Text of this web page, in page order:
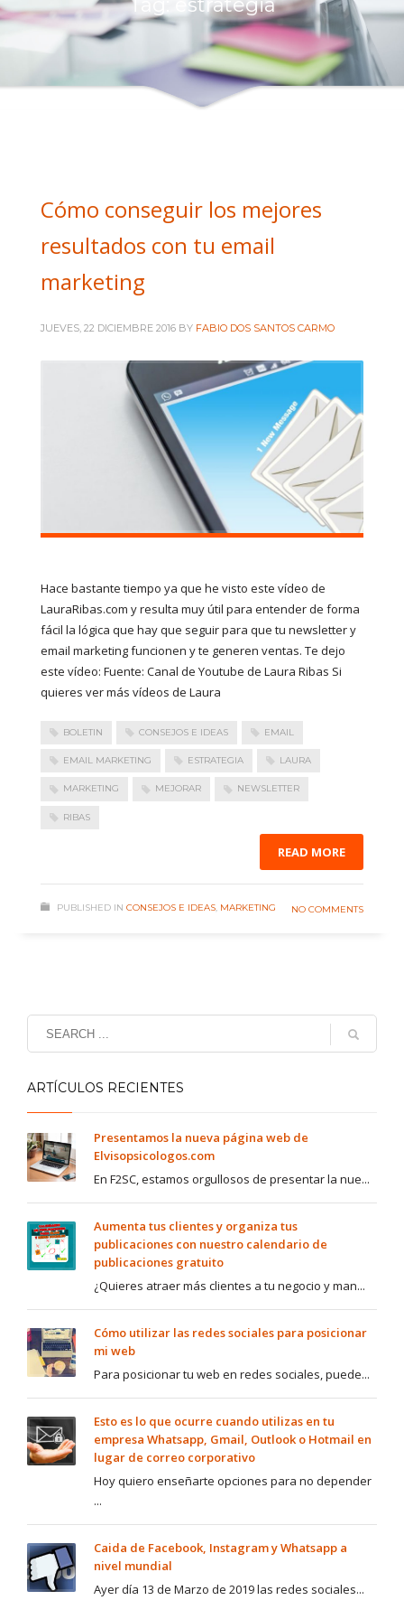
Intranet administración
Intranet comerciales
Intranet Diseñadores
Política de privacidad
Tag: estrategia
Cómo conseguir los mejores
resultados con tu email
marketing
JUEVES, 22 DICIEMBRE 2016 BY FABIO DOS SANTOS CARMO
Hace bastante tiempo ya que he visto este vídeo de
LauraRibas.com y resulta muy útil para entender de forma
fácil la lógica que hay que seguir para que tu newsletter y
email marketing funcionen y te generen ventas. Te dejo
este vídeo: Fuente: Canal de Youtube de Laura Ribas Si
quieres ver más vídeos de Laura
BOLETIN CONSEJOS E IDEAS EMAIL
EMAIL MARKETING ESTRATEGIA LAURA
MARKETING MEJORAR NEWSLETTER
RIBAS
READ MORE
PUBLISHED IN CONSEJOS E IDEAS, MARKETING NO COMMENTS
ARTÍCULOS RECIENTES
Presentamos la nueva página web de
Elvisopsicologos.com
En F2SC, estamos orgullosos de presentar la nue...
Aumenta tus clientes y organiza tus
publicaciones con nuestro calendario de
publicaciones gratuito
¿Quieres atraer más clientes a tu negocio y man...
Cómo utilizar las redes sociales para posicionar
mi web
Para posicionar tu web en redes sociales, puede...
Esto es lo que ocurre cuando utilizas en tu
empresa Whatsapp, Gmail, Outlook o Hotmail en
lugar de correo corporativo
Hoy quiero enseñarte opciones para no depender
...
Caida de Facebook, Instagram y Whatsapp a
nivel mundial
Ayer día 13 de Marzo de 2019 las redes sociales...